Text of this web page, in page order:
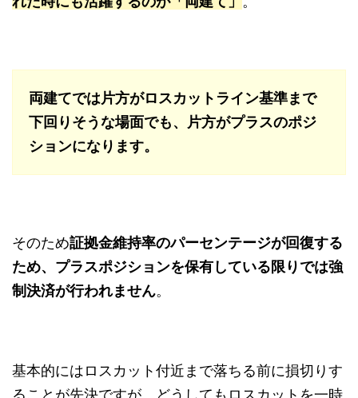
両建てでは片方がロスカットライン基準まで
下回りそうな場面でも、片方がプラスのポジ
ションになります。
そのため証拠金維持率のパーセンテージが回復する
ため、プラスポジションを保有している限りでは強
制決済が行われません。
基本的にはロスカット付近まで落ちる前に損切りす
ることが先決ですが、どうしてもロスカットを一時